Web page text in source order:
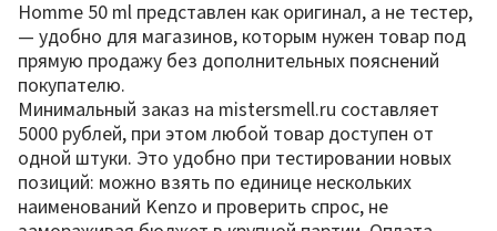
Homme 50 ml представлен как оригинал, а не тестер,
— удобно для магазинов, которым нужен товар под
прямую продажу без дополнительных пояснений
покупателю.
Минимальный заказ на mistersmell.ru составляет
5000 рублей, при этом любой товар доступен от
одной штуки. Это удобно при тестировании новых
позиций: можно взять по единице нескольких
наименований Kenzo и проверить спрос, не